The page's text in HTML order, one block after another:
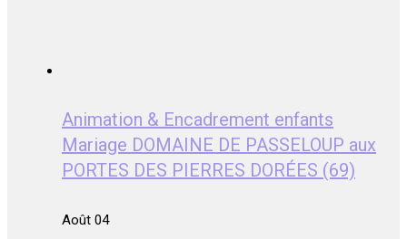
Animation & Encadrement enfants
Mariage DOMAINE DE PASSELOUP aux
PORTES DES PIERRES DORÉES (69)
Août 04